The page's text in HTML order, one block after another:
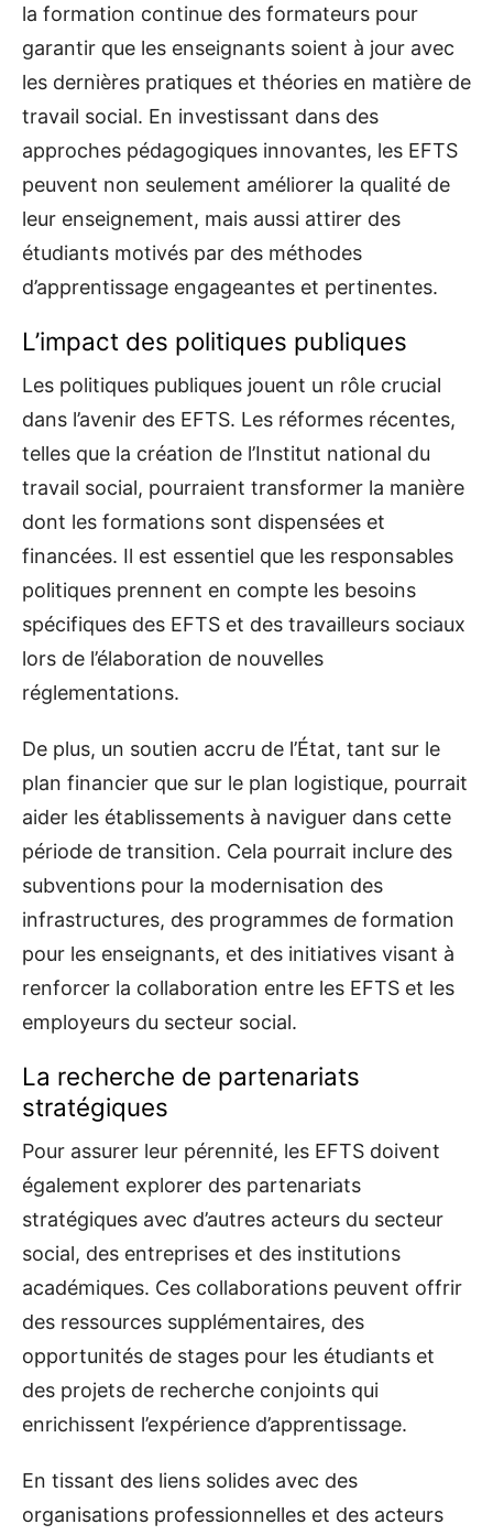
la formation continue des formateurs pour
garantir que les enseignants soient à jour avec
les dernières pratiques et théories en matière de
travail social. En investissant dans des
approches pédagogiques innovantes, les EFTS
peuvent non seulement améliorer la qualité de
leur enseignement, mais aussi attirer des
étudiants motivés par des méthodes
d’apprentissage engageantes et pertinentes.
L’impact des politiques publiques
Les politiques publiques jouent un rôle crucial
dans l’avenir des EFTS. Les réformes récentes,
telles que la création de l’Institut national du
travail social, pourraient transformer la manière
dont les formations sont dispensées et
financées. Il est essentiel que les responsables
politiques prennent en compte les besoins
spécifiques des EFTS et des travailleurs sociaux
lors de l’élaboration de nouvelles
réglementations.
De plus, un soutien accru de l’État, tant sur le
plan financier que sur le plan logistique, pourrait
aider les établissements à naviguer dans cette
période de transition. Cela pourrait inclure des
subventions pour la modernisation des
infrastructures, des programmes de formation
pour les enseignants, et des initiatives visant à
renforcer la collaboration entre les EFTS et les
employeurs du secteur social.
La recherche de partenariats
stratégiques
Pour assurer leur pérennité, les EFTS doivent
également explorer des partenariats
stratégiques avec d’autres acteurs du secteur
social, des entreprises et des institutions
académiques. Ces collaborations peuvent offrir
des ressources supplémentaires, des
opportunités de stages pour les étudiants et
des projets de recherche conjoints qui
enrichissent l’expérience d’apprentissage.
En tissant des liens solides avec des
organisations professionnelles et des acteurs